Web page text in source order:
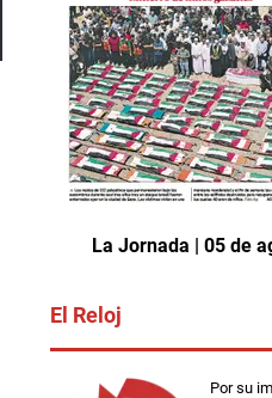
La Jornada | 05 de
El Reloj
Por su